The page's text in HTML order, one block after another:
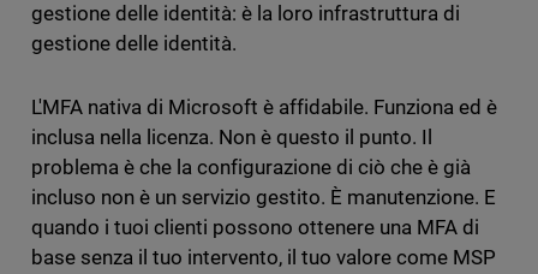
gestione delle identità: è la loro infrastruttura di
gestione delle identità.
L'MFA nativa di Microsoft è affidabile. Funziona ed è
inclusa nella licenza. Non è questo il punto. Il
problema è che la configurazione di ciò che è già
incluso non è un servizio gestito. È manutenzione. E
quando i tuoi clienti possono ottenere una MFA di
base senza il tuo intervento, il tuo valore come MSP